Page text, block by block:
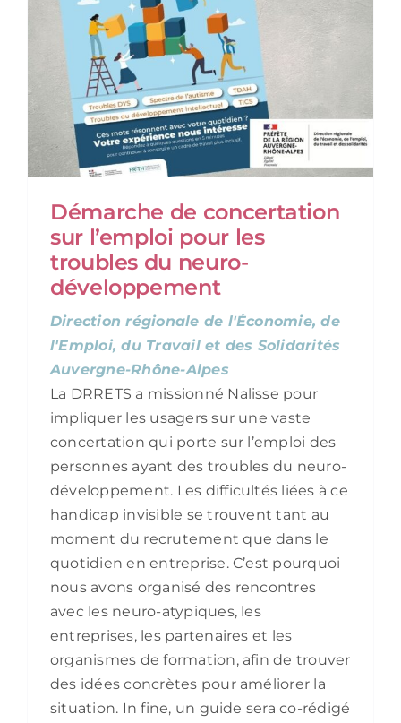
Démarche de concertation
sur l’emploi pour les
troubles du neuro-
développement
Direction régionale de l'Économie, de
l'Emploi, du Travail et des Solidarités
Auvergne-Rhône-Alpes
La DRRETS a missionné Nalisse pour
impliquer les usagers sur une vaste
concertation qui porte sur l’emploi des
personnes ayant des troubles du neuro-
développement. Les difficultés liées à ce
handicap invisible se trouvent tant au
moment du recrutement que dans le
quotidien en entreprise. C’est pourquoi
nous avons organisé des rencontres
avec les neuro-atypiques, les
entreprises, les partenaires et les
organismes de formation, afin de trouver
des idées concrètes pour améliorer la
situation. In fine, un guide sera co-rédigé